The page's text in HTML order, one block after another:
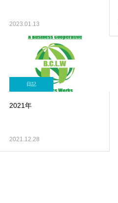
2023.01.13
日記
2021年
2021.12.28